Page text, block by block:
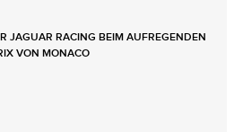
JAGUAR RACING BEIM AUFREGENDEN
VON MONACO